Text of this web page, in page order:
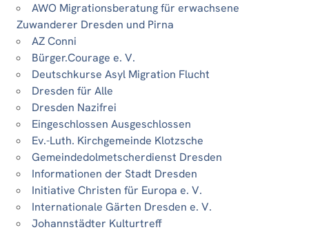
AWO Migrationsberatung für erwachsene
Zuwanderer Dresden und Pirna
AZ Conni
Bürger.Courage e. V.
Deutschkurse Asyl Migration Flucht
Dresden für Alle
Dresden Nazifrei
Eingeschlossen Ausgeschlossen
Ev.-Luth. Kirchgemeinde Klotzsche
Gemeindedolmetscherdienst Dresden
Informationen der Stadt Dresden
Initiative Christen für Europa e. V.
Internationale Gärten Dresden e. V.
Johannstädter Kulturtreff